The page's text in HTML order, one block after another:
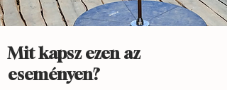
Mit kapsz ezen az
eseményen?